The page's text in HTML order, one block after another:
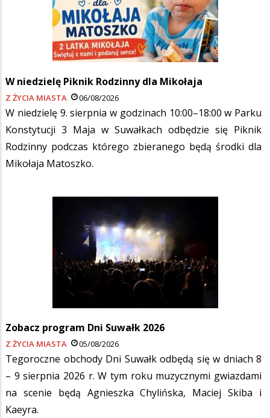
W niedzielę Piknik Rodzinny dla Mikołaja
Z ŻYCIA MIASTA 06/08/2026
W niedzielę 9. sierpnia w godzinach 10:00–18:00 w Parku
Konstytucji 3 Maja w Suwałkach odbędzie się Piknik
Rodzinny podczas którego zbieranego będą środki dla
Mikołaja Matoszko.
Zobacz program Dni Suwałk 2026
Z ŻYCIA MIASTA 05/08/2026
Tegoroczne obchody Dni Suwałk odbędą się w dniach 8
– 9 sierpnia 2026 r. W tym roku muzycznymi gwiazdami
na scenie będą Agnieszka Chylińska, Maciej Skiba i
Kaeyra.